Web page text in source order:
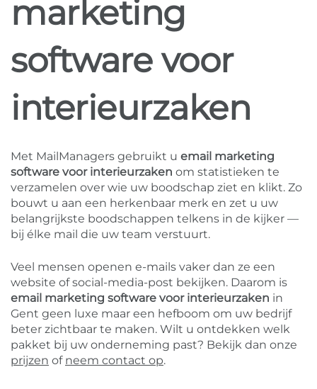
marketing
software voor
interieurzaken
Met MailManagers gebruikt u email marketing
software voor interieurzaken om statistieken te
verzamelen over wie uw boodschap ziet en klikt. Zo
bouwt u aan een herkenbaar merk en zet u uw
belangrijkste boodschappen telkens in de kijker —
bij élke mail die uw team verstuurt.
Veel mensen openen e-mails vaker dan ze een
website of social-media-post bekijken. Daarom is
email marketing software voor interieurzaken in
Gent geen luxe maar een hefboom om uw bedrijf
beter zichtbaar te maken. Wilt u ontdekken welk
pakket bij uw onderneming past? Bekijk dan onze
prijzen of neem contact op.